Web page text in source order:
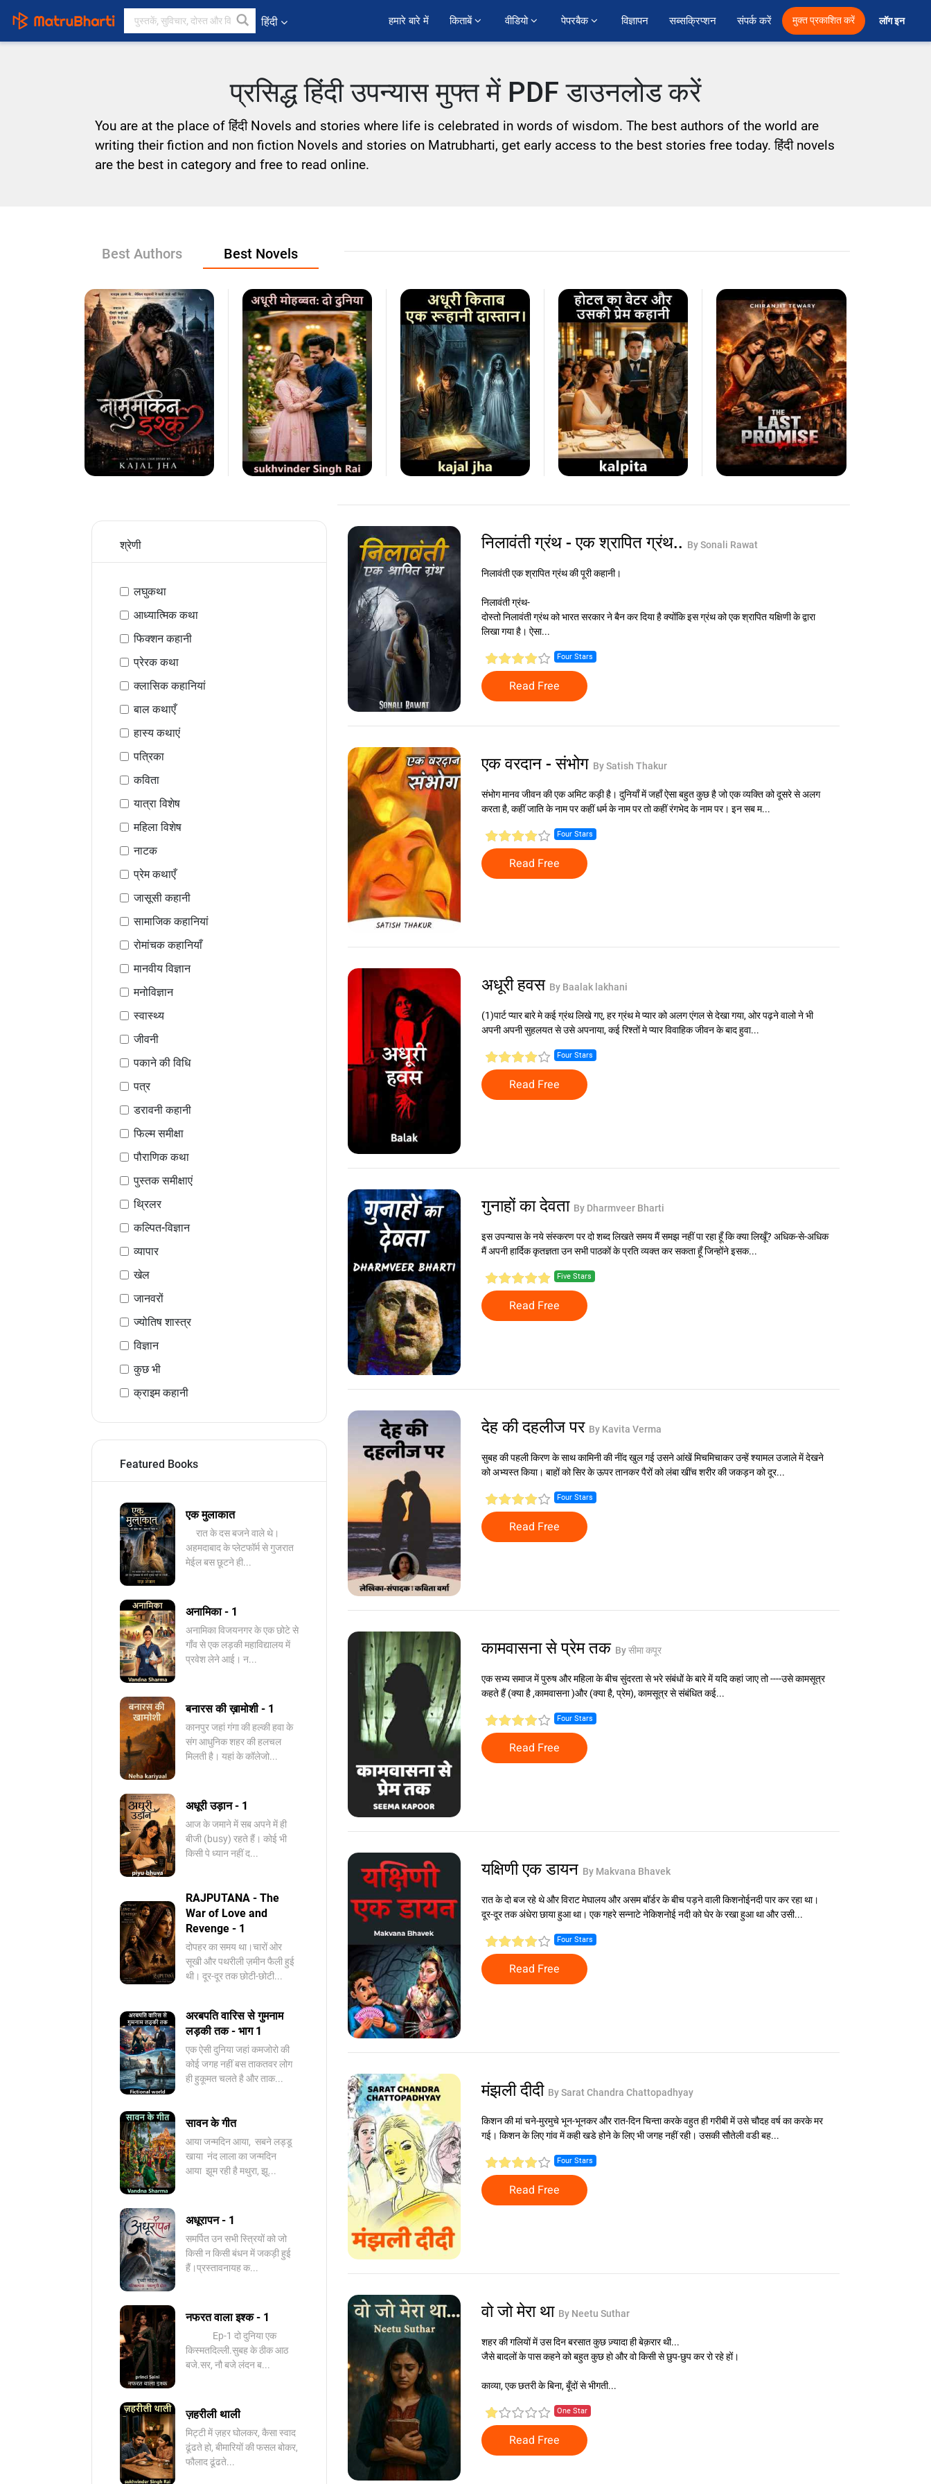
हिंदी हमारे बारे में किताबें वीडियो पेपरबैक विज्ञापन सब्सक्रिप्शन संपर्क करें मुक्त प्रकाशित करें लॉग इन
प्रसिद्ध हिंदी उपन्यास मुफ्त में PDF डाउनलोड करें
You are at the place of हिंदी Novels and stories where life is celebrated in words of wisdom. The best authors of the world are
writing their fiction and non fiction Novels and stories on Matrubharti, get early access to the best stories free today. हिंदी novels
are the best in category and free to read online.
Best Authors Best Novels
श्रेणी
लघुकथा
आध्यात्मिक कथा
फिक्शन कहानी
प्रेरक कथा
क्लासिक कहानियां
बाल कथाएँ
हास्य कथाएं
पत्रिका
कविता
यात्रा विशेष
महिला विशेष
नाटक
प्रेम कथाएँ
जासूसी कहानी
सामाजिक कहानियां
रोमांचक कहानियाँ
मानवीय विज्ञान
मनोविज्ञान
स्वास्थ्य
जीवनी
पकाने की विधि
पत्र
डरावनी कहानी
फिल्म समीक्षा
पौराणिक कथा
पुस्तक समीक्षाएं
थ्रिलर
कल्पित-विज्ञान
व्यापार
खेल
जानवरों
ज्योतिष शास्त्र
विज्ञान
कुछ भी
क्राइम कहानी
Featured Books
एक मुलाकात
रात के दस बजने वाले थे।
अहमदाबाद के प्लेटफॉर्म से गुजरात
मेईल बस छूटने ही...
अनामिका - 1
अनामिका विजयनगर के एक छोटे से
गाँव से एक लड़की महाविद्यालय में
प्रवेश लेने आई। न...
बनारस की ख़ामोशी - 1
कानपुर जहां गंगा की हल्की हवा के
संग आधुनिक शहर की हलचल
मिलती है। यहां के कॉलेजो...
अधूरी उड़ान - 1
आज के जमाने में सब अपने में ही
बीजी (busy) रहते हैं। कोई भी
किसी पे ध्यान नहीं द...
RAJPUTANA - The
War of Love and
Revenge - 1
दोपहर का समय था।चारों ओर
सूखी और पथरीली ज़मीन फैली हुई
थी। दूर-दूर तक छोटी-छोटी...
अरबपति वारिस से गुमनाम
लड़की तक - भाग 1
एक ऐसी दुनिया जहां कमजोरो की
कोई जगह नहीं बस ताकतवर लोग
ही हुकूमत चलते है और ताक...
सावन के गीत
आया जन्मदिन आया, सबने लड्डू
खाया नंद लाला का जन्मदिन
आया झूम रही है मथुरा, झू...
अधूरापन - 1
समर्पित उन सभी स्त्रियों को जो
किसी न किसी बंधन में जकड़ी हुई
हैं।प्रस्तावनायह क...
नफरत वाला इश्क - 1
Ep-1 दो दुनिया एक
किस्मतदिल्ली.सुबह के ठीक आठ
बजे.सर, नौ बजे लंदन ब...
ज़हरीली थाली
मिट्टी में ज़हर घोलकर, कैसा स्वाद
ढूंढते हो, बीमारियों की फसल बोकर,
फौलाद ढूंढते...
निलावंती ग्रंथ - एक श्रापित ग्रंथ.. By Sonali Rawat
निलावंती एक श्रापित ग्रंथ की पूरी कहानी।
निलावंती ग्रंथ-
दोस्तो निलावंती ग्रंथ को भारत सरकार ने बैन कर दिया है क्योंकि इस ग्रंथ को एक श्रापित यक्षिणी के द्वारा
लिखा गया है। ऐसा...
Four Stars
Read Free
एक वरदान - संभोग By Satish Thakur
संभोग मानव जीवन की एक अमिट कड़ी है। दुनियाँ में जहाँ ऐसा बहुत कुछ है जो एक व्यक्ति को दूसरे से अलग
करता है, कहीं जाति के नाम पर कहीं धर्म के नाम पर तो कहीं रंगभेद के नाम पर। इन सब म...
Four Stars
Read Free
अधूरी हवस By Baalak lakhani
(1)पार्ट प्यार बारे मे कई ग्रंथ लिखे गए, हर ग्रंथ मे प्यार को अलग एंगल से देखा गया, ओर पढ़ने वालो ने भी
अपनी अपनी सुहलयत से उसे अपनाया, कई रिश्तों मे प्यार विवाहिक जीवन के बाद हुवा...
Four Stars
Read Free
गुनाहों का देवता By Dharmveer Bharti
इस उपन्यास के नये संस्करण पर दो शब्द लिखते समय मैं समझ नहीं पा रहा हूँ कि क्या लिखूँ? अधिक-से-अधिक
मैं अपनी हार्दिक कृतज्ञता उन सभी पाठकों के प्रति व्यक्त कर सकता हूँ जिन्होंने इसक...
Five Stars
Read Free
देह की दहलीज पर By Kavita Verma
सुबह की पहली किरण के साथ कामिनी की नींद खुल गई उसने आंखें मिचमिचाकर उन्हें श्यामल उजाले में देखने
को अभ्यस्त किया। बाहों को सिर के ऊपर तानकर पैरों को लंबा खींच शरीर की जकड़न को दूर...
Four Stars
Read Free
कामवासना से प्रेम तक By सीमा कपूर
एक सभ्य समाज में पुरुष और महिला के बीच सुंदरता से भरे संबंधों के बारे में यदि कहां जाए तो ----उसे कामसूत्र
कहते हैं (क्या है ,कामवासना )और (क्या है, प्रेम), कामसूत्र से संबंधित कई...
Four Stars
Read Free
यक्षिणी एक डायन By Makvana Bhavek
रात के दो बज रहे थे और विराट मेघालय और असम बॉर्डर के बीच पड़ने वाली किशनोईनदी पार कर रहा था।
दूर-दूर तक अंधेरा छाया हुआ था। एक गहरे सन्नाटे नेकिशनोई नदी को घेर के रखा हुआ था और उसी...
Four Stars
Read Free
मंझली दीदी By Sarat Chandra Chattopadhyay
किशन की मां चने-मुरमुचे भून-भूनकर और रात-दिन चिन्ता करके वहुत ही गरीबी में उसे चौदह वर्ष का करके मर
गई। किशन के लिए गांव में कही खडे होने के लिए भी जगह नहीं रही। उसकी सौतेली वडी बह...
Four Stars
Read Free
वो जो मेरा था By Neetu Suthar
शहर की गलियों में उस दिन बरसात कुछ ज़्यादा ही बेक़रार थी...
जैसे बादलों के पास कहने को बहुत कुछ हो और वो किसी से छुप-छुप कर रो रहे हों।
काव्या, एक छतरी के बिना, बूँदों से भीगती...
One Star
Read Free